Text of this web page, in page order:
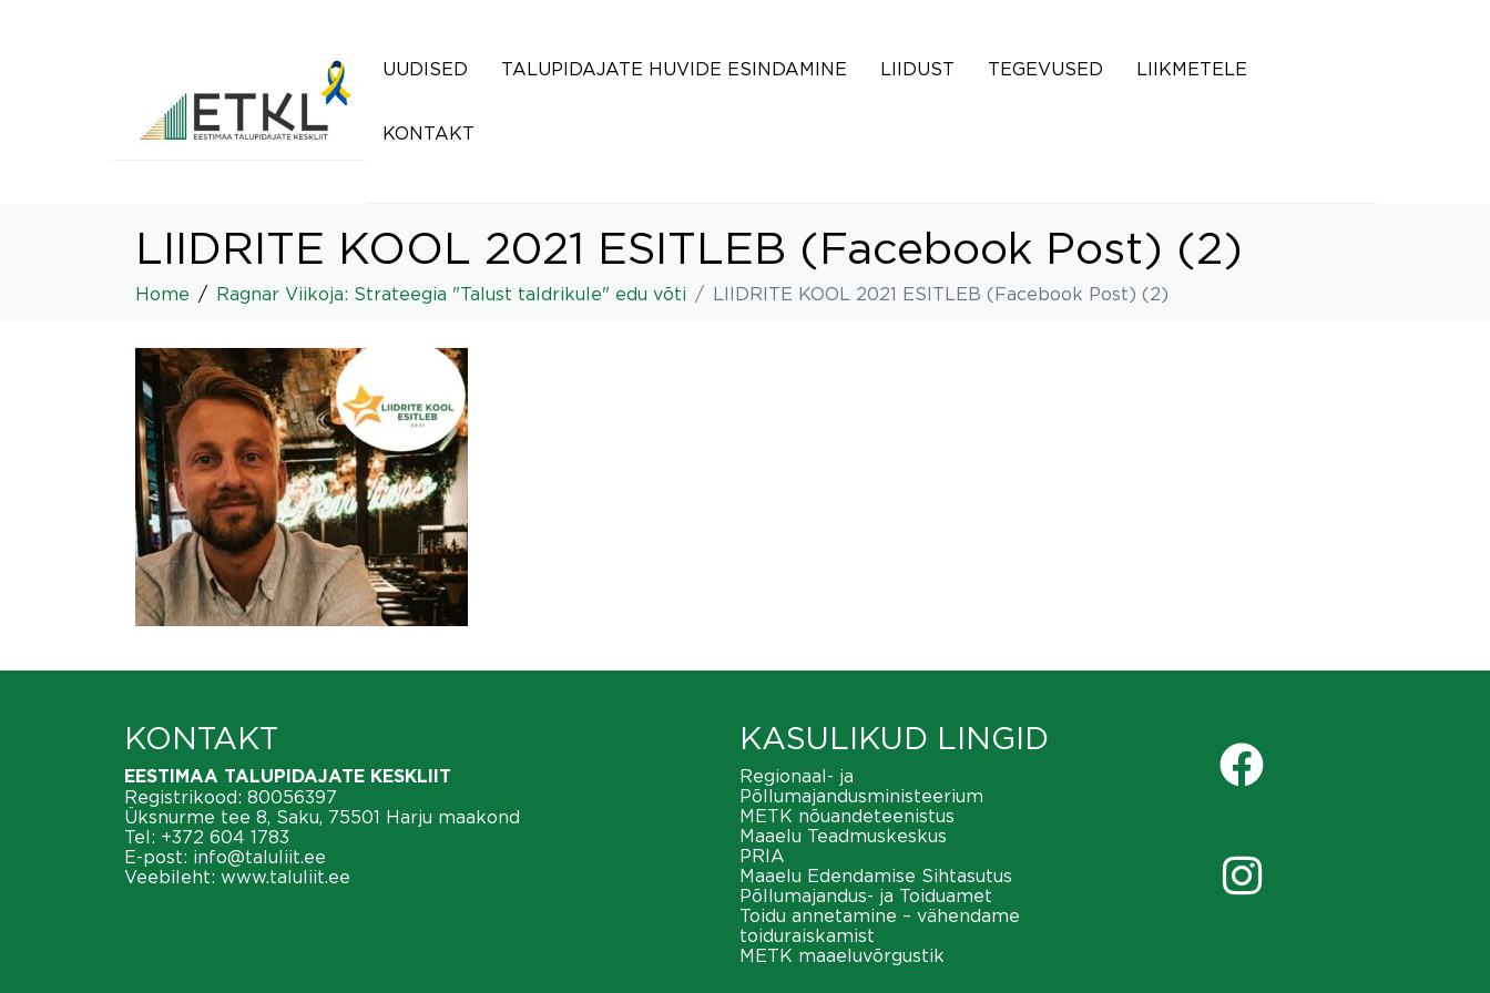
UUDISED TALUPIDAJATE HUVIDE ESINDAMINE LIIDUST TEGEVUSED LIIKMETELE
KONTAKT
LIIDRITE KOOL 2021 ESITLEB (Facebook Post) (2)
Home Ragnar Viikoja: Strateegia "Talust taldrikule" edu võti LIIDRITE KOOL 2021 ESITLEB (Facebook Post) (2)
KONTAKT
EESTIMAA TALUPIDAJATE KESKLIIT
Registrikood: 80056397
Üksnurme tee 8, Saku, 75501 Harju maakond
Tel: +372 604 1783
E-post: info@taluliit.ee
Veebileht: www.taluliit.ee
KASULIKUD LINGID
Regionaal- ja
Põllumajandusministeerium
METK nõuandeteenistus
Maaelu Teadmuskeskus
PRIA
Maaelu Edendamise Sihtasutus
Põllumajandus- ja Toiduamet
Toidu annetamine – vähendame
toiduraiskamist
METK maaeluvõrgustik